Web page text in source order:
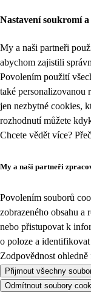
Nastavení soukromí a
My a naši partneři
abychom zajistili
Povolením použití
také personalizovanou
jen nezbytné cookies,
rozhodnutí můžete
Chcete vědět více?
My a naši partneři
Povolením souborů
zobrazeného obsahu a
nebo přistupovat k
o poloze a identifikovat
Zodpovědnost
Přijmout všechny
Odmítnout soubory